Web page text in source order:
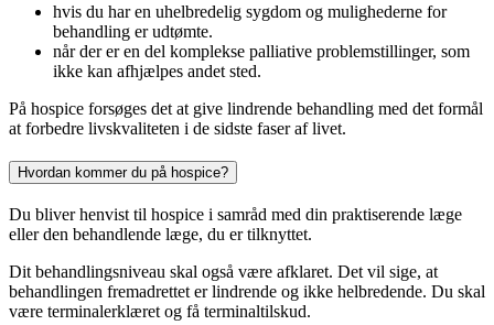
hvis du har en uhelbredelig sygdom og mulighederne for
behandling er udtømte.
når der er en del komplekse palliative problemstillinger, som
ikke kan afhjælpes andet sted.
På hospice forsøges det at give lindrende behandling med det formål
at forbedre livskvaliteten i de sidste faser af livet.
Hvordan kommer du på hospice?
Du bliver henvist til hospice i samråd med din praktiserende læge
eller den behandlende læge, du er tilknyttet.
Dit behandlingsniveau skal også være afklaret. Det vil sige, at
behandlingen fremadrettet er lindrende og ikke helbredende. Du skal
være terminalerklæret og få terminaltilskud.